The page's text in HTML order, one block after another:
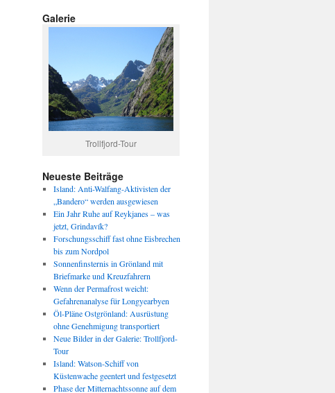
Galerie
Trollfjord-Tour
Neueste Beiträge
Island: Anti-Walfang-Aktivisten der
„Bandero“ werden ausgewiesen
Ein Jahr Ruhe auf Reykjanes – was
jetzt, Grindavík?
Forschungsschiff fast ohne Eisbrechen
bis zum Nordpol
Sonnenfinsternis in Grönland mit
Briefmarke und Kreuzfahrern
Wenn der Permafrost weicht:
Gefahrenanalyse für Longyearbyen
Öl-Pläne Ostgrönland: Ausrüstung
ohne Genehmigung transportiert
Neue Bilder in der Galerie: Trollfjord-
Tour
Island: Watson-Schiff von
Küstenwache geentert und festgesetzt
Phase der Mitternachtssonne auf dem